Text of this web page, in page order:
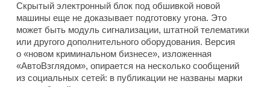
Скрытый электронный блок под обшивкой новой
машины еще не доказывает подготовку угона. Это
может быть модуль сигнализации, штатной телематики
или другого дополнительного оборудования. Версия
о «новом криминальном бизнесе», изложенная
«АвтоВзглядом», опирается на несколько сообщений
из социальных сетей: в публикации не названы марки